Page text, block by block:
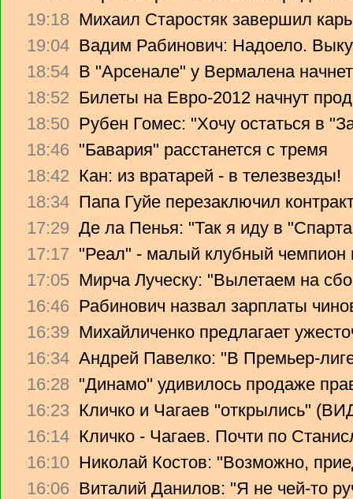
19:18 Михаил Старостяк завершил
19:04 Вадим Рабинович: Надоело.
18:54 В "Арсенале" у Вермалена
18:52 Билеты на Евро-2012 начнут
18:50 Рубен Гомес: "Хочу остаться в
18:46 "Бавария" расстанется с тремя
18:42 Кан: из вратарей - в телезвезды!
18:34 Папа Гуйе перезаключил
17:29 Де ла Пенья: "Так я иду в
17:17 "Реал" - малый клубный чемпион
17:05 Мирча Луческу: "Вылетаем на
16:46 Рабинович назвал зарплаты
16:39 Михайличенко предлагает
16:34 Андрей Павелко: "В Премьер-
16:28 "Динамо" удивилось продаже
16:23 Кличко и Чагаев "открылись"
16:14 Кличко - Чагаев. Почти по
16:10 Николай Костов: "Возможно,
16:06 Виталий Данилов: "Я не чей-то